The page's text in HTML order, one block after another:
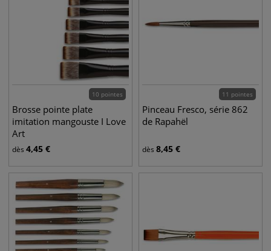
10 pointes
Brosse pointe plate
imitation mangouste I Love
Art
dès 4,45 €
11 pointes
Pinceau Fresco, série 862
de Rapahël
dès 8,45 €